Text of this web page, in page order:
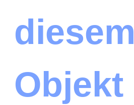
diesem
Objekt